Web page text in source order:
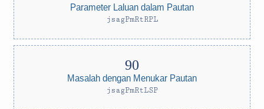
Parameter Laluan dalam Pautan
jsagPmRtRPL
Masalah dengan Menukar Pautan
jsagPmRtLSP